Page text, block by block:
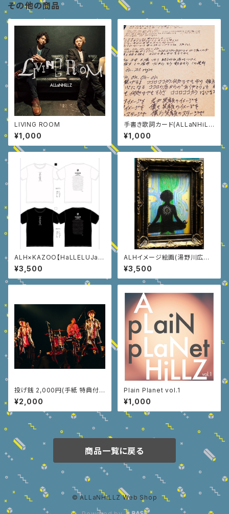
その他の商品
LIVING ROOM
¥1,000
手書き歌詞カード(ALLaNHiLL
Z楽曲内)
¥1,000
ALH×KAZOO【HaLLELUJaH
-ハレルヤ-50回記念T-shirt】
¥3,500
ALHイメージ絵画(湯野川広美
HandMade) TADASHI Ener
gie
¥3,500
投げ銭 2,000円(手紙 特典付
き)
¥2,000
Plain Planet vol.1
¥1,000
商品一覧に戻る
© ALLaNHiLLZ Web Shop